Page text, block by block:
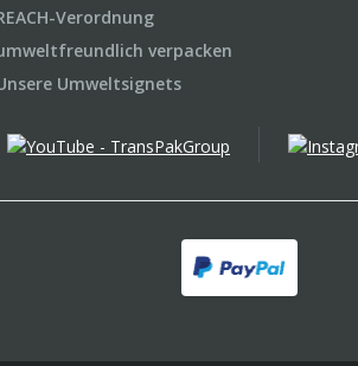
Verordnung
verpacken
Umweltsignets